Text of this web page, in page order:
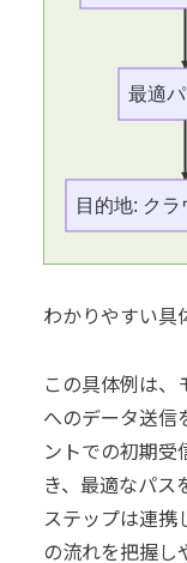
最適
目的地: ク
わかりやすい具
この具体例は
へのデータ送信
ントでの初期受
き、最適なパス
ステップは連携
の流れを把握し